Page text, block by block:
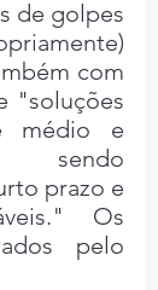
de golpes
com
"soluções
médio e
sendo
prazo e
Os
pelo